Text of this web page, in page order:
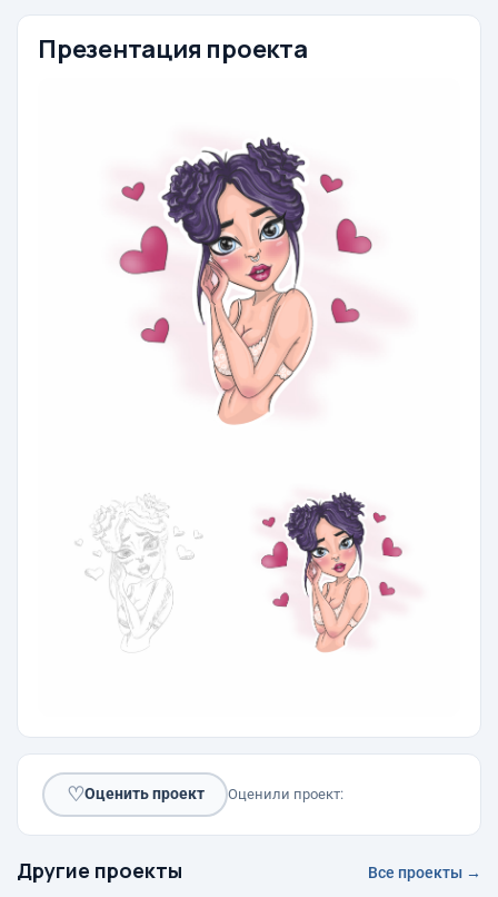
Презентация проекта
♡Оценить проект Оценили проект:
Другие проекты Все проекты →